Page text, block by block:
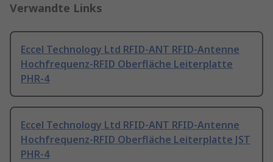
Verwandte Links
Eccel Technology Ltd RFID-ANT RFID-Antenne
Hochfrequenz-RFID Oberfläche Leiterplatte
PHR-4
Eccel Technology Ltd RFID-ANT RFID-Antenne
Hochfrequenz-RFID Oberfläche Leiterplatte JST
PHR-4